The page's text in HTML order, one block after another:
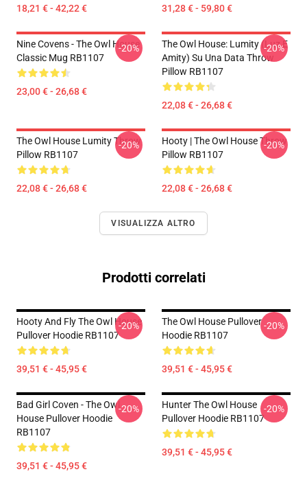
18,21 € - 42,22 € 31,28 € - 59,80 €
Nine Covens - The Owl House
Classic Mug RB1107
23,00 € - 26,68 €
-20%
The Owl House: Lumity (Luz E
Amity) Su Una Data Throw
Pillow RB1107
22,08 € - 26,68 €
-20%
The Owl House Lumity Throw
Pillow RB1107
22,08 € - 26,68 €
-20%
Hooty | The Owl House Throw
Pillow RB1107
22,08 € - 26,68 €
-20%
VISUALIZZA ALTRO
Prodotti correlati
Hooty And Fly The Owl House
Pullover Hoodie RB1107
39,51 € - 45,95 €
-20%
The Owl House Pullover
Hoodie RB1107
39,51 € - 45,95 €
-20%
Bad Girl Coven - The Owl
House Pullover Hoodie
RB1107
39,51 € - 45,95 €
-20%
Hunter The Owl House
Pullover Hoodie RB1107
39,51 € - 45,95 €
-20%